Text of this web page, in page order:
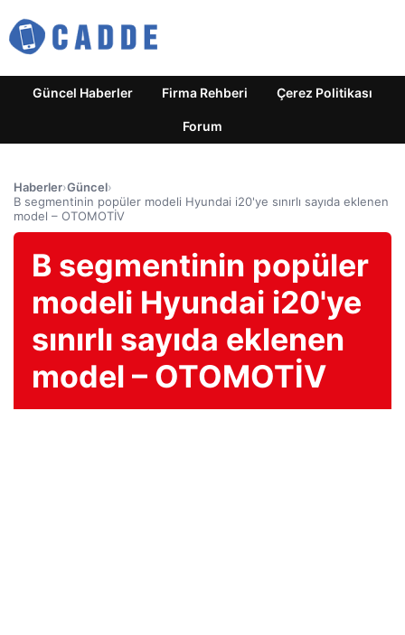
Güncel Haberler Firma Rehberi Çerez Politikası
Forum
Haberler›Güncel›
B segmentinin popüler modeli Hyundai i20'ye sınırlı sayıda eklenen
model – OTOMOTİV
B segmentinin popüler
modeli Hyundai i20'ye
sınırlı sayıda eklenen
model – OTOMOTİV